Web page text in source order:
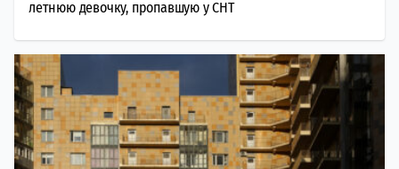
летнюю девочку, пропавшую у СНТ